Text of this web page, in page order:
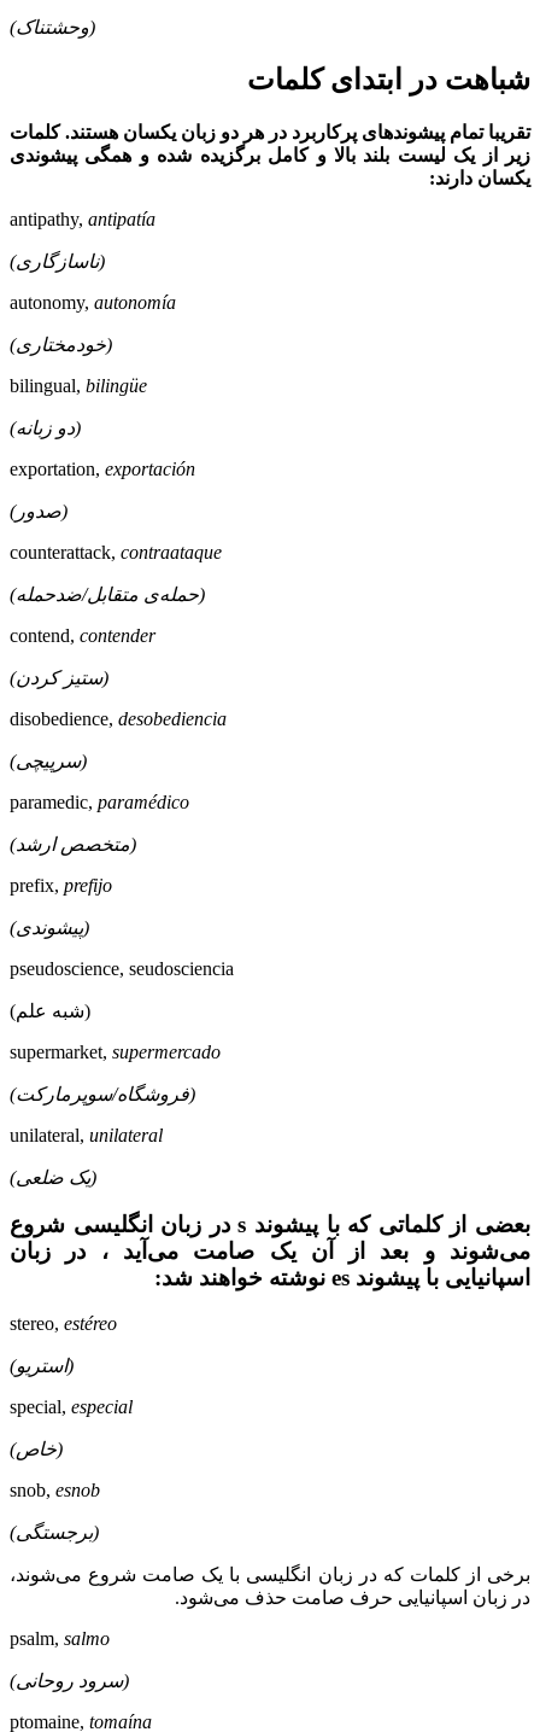
(وحشتناک)
شباهت در ابتدای کلمات
تقریبا تمام پیشوند‌های پرکاربرد در هر دو زبان یکسان هستند. کلمات
زیر از یک لیست بلند بالا و کامل برگزیده شده و همگی پیشوندی
یکسان دارند:
antipathy, antipatía
(ناسازگاری)
autonomy, autonomía
(خودمختاری)
bilingual, bilingüe
(دو زبانه)
exportation, exportación
(صدور)
counterattack, contraataque
(حمله‌ی متقابل/ضدحمله
)
contend, contender
(ستیز کردن)
disobedience, desobediencia
(سرپیچی)
paramedic, paramédico
(متخصص ارشد)
prefix, prefijo
(پیشوندی)
pseudoscience, seudosciencia
(شبه علم)
supermarket, supermercado
(فروشگاه/سوپرمارکت)
unilateral, unilateral
(یک ضلعی)
بعضی از کلماتی که با پیشوند s در زبان انگلیسی شروع
می‌شوند و بعد از آن یک صامت می‌آید ، در زبان
اسپانیایی با پیشوند es نوشته خواهند شد:
stereo, estéreo
(استریو)
special, especial
(خاص)
snob, esnob
(برجستگی)
برخی از کلمات که در زبان انگلیسی با یک صامت شروع می‌شوند،
در زبان اسپانیایی حرف صامت حذف می‌شود.
psalm, salmo
(سرود روحانی)
ptomaine, tomaína